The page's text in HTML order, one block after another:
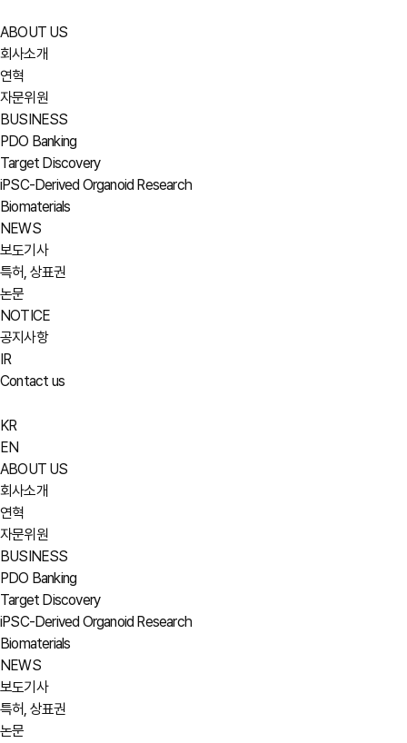
ABOUT US
회사소개
연혁
자문위원
BUSINESS
PDO Banking
Target Discovery
iPSC-Derived Organoid Research
Biomaterials
NEWS
보도기사
특허, 상표권
논문
NOTICE
공지사항
IR
Contact us
KR
EN
ABOUT US
회사소개
연혁
자문위원
BUSINESS
PDO Banking
Target Discovery
iPSC-Derived Organoid Research
Biomaterials
NEWS
보도기사
특허, 상표권
논문